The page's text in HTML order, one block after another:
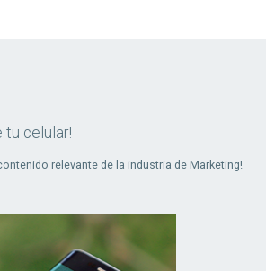
tu celular!
relevante de la industria de Marketing!